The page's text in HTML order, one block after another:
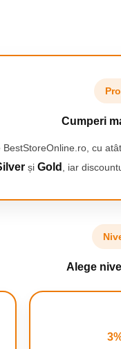
la orice
ideală
în timp ce lumina
foto și conferințe
să
Cumperi
cu
și Gold , iar
Alege